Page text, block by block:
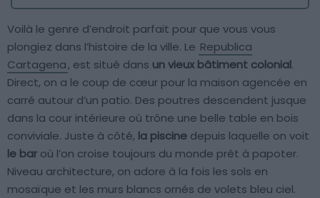
Voilà le genre d’endroit parfait pour que vous vous
plongiez dans l’histoire de la ville. Le Republica
Cartagena, est situé dans un vieux bâtiment colonial.
Direct, on a le coup de cœur pour la maison agencée en
carré autour d’un patio. Des poutres descendent jusque
dans la cour intérieure où trône une belle table en bois
conviviale. Juste à côté, la piscine depuis laquelle on voit
le bar où l’on croise toujours du monde prêt à papoter.
Niveau architecture, on adore à la fois les sols en
mosaïque et les murs blancs ornés de volets bleu ciel.